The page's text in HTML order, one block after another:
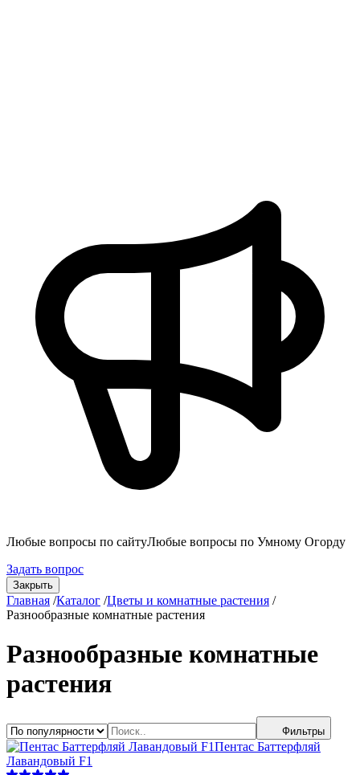
Любые вопросы по сайтуЛюбые вопросы по Умному Огорду
Задать вопрос
Закрыть
Главная /Каталог /Цветы и комнатные растения /
Разнообразные комнатные растения
Разнообразные комнатные
растения
Фильтры
Пентас Баттерфляй
Лавандовый F1